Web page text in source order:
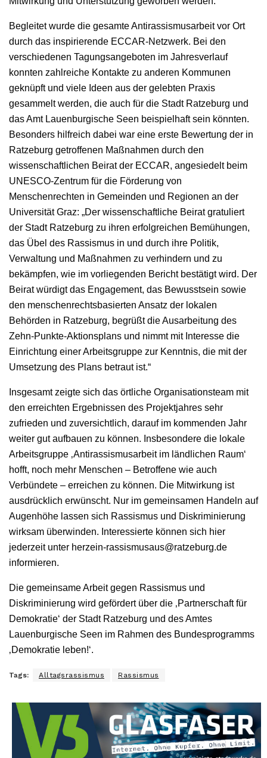
Begleitet wurde die gesamte Antirassismusarbeit vor Ort
durch das inspirierende ECCAR-Netzwerk. Bei den
verschiedenen Tagungsangeboten im Jahresverlauf
konnten zahlreiche Kontakte zu anderen Kommunen
geknüpft und viele Ideen aus der gelebten Praxis
gesammelt werden, die auch für die Stadt Ratzeburg und
das Amt Lauenburgische Seen beispielhaft sein könnten.
Besonders hilfreich dabei war eine erste Bewertung der in
Ratzeburg getroffenen Maßnahmen durch den
wissenschaftlichen Beirat der ECCAR, angesiedelt beim
UNESCO-Zentrum für die Förderung von
Menschenrechten in Gemeinden und Regionen an der
Universität Graz: „Der wissenschaftliche Beirat gratuliert
der Stadt Ratzeburg zu ihren erfolgreichen Bemühungen,
das Übel des Rassismus in und durch ihre Politik,
Verwaltung und Maßnahmen zu verhindern und zu
bekämpfen, wie im vorliegenden Bericht bestätigt wird. Der
Beirat würdigt das Engagement, das Bewusstsein sowie
den menschenrechtsbasierten Ansatz der lokalen
Behörden in Ratzeburg, begrüßt die Ausarbeitung des
Zehn-Punkte-Aktionsplans und nimmt mit Interesse die
Einrichtung einer Arbeitsgruppe zur Kenntnis, die mit der
Umsetzung des Plans betraut ist.“
Insgesamt zeigte sich das örtliche Organisationsteam mit
den erreichten Ergebnissen des Projektjahres sehr
zufrieden und zuversichtlich, darauf im kommenden Jahr
weiter gut aufbauen zu können. Insbesondere die lokale
Arbeitsgruppe ‚Antirassismusarbeit im ländlichen Raum‘
hofft, noch mehr Menschen – Betroffene wie auch
Verbündete – erreichen zu können. Die Mitwirkung ist
ausdrücklich erwünscht. Nur im gemeinsamen Handeln auf
Augenhöhe lassen sich Rassismus und Diskriminierung
wirksam überwinden. Interessierte können sich hier
jederzeit unter herzein-rassismusaus@ratzeburg.de
informieren.
Die gemeinsame Arbeit gegen Rassismus und
Diskriminierung wird gefördert über die ‚Partnerschaft für
Demokratie‘ der Stadt Ratzeburg und des Amtes
Lauenburgische Seen im Rahmen des Bundesprogramms
‚Demokratie leben!‘.
Tags: Alltagsrassismus Rassismus